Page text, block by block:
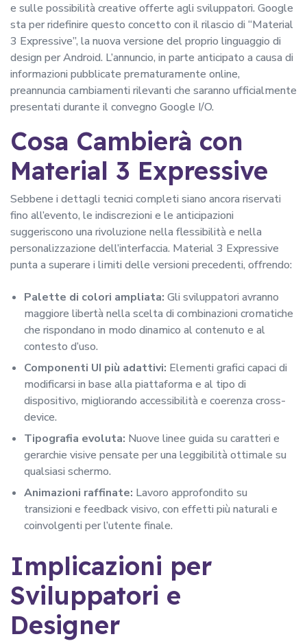
e sulle possibilità creative offerte agli sviluppatori. Google
sta per ridefinire questo concetto con il rilascio di “Material
3 Expressive”, la nuova versione del proprio linguaggio di
design per Android. L’annuncio, in parte anticipato a causa di
informazioni pubblicate prematuramente online,
preannuncia cambiamenti rilevanti che saranno ufficialmente
presentati durante il convegno Google I/O.
Cosa Cambierà con
Material 3 Expressive
Sebbene i dettagli tecnici completi siano ancora riservati
fino all’evento, le indiscrezioni e le anticipazioni
suggeriscono una rivoluzione nella flessibilità e nella
personalizzazione dell’interfaccia. Material 3 Expressive
punta a superare i limiti delle versioni precedenti, offrendo:
Palette di colori ampliata: Gli sviluppatori avranno
maggiore libertà nella scelta di combinazioni cromatiche
che rispondano in modo dinamico al contenuto e al
contesto d’uso.
Componenti UI più adattivi: Elementi grafici capaci di
modificarsi in base alla piattaforma e al tipo di
dispositivo, migliorando accessibilità e coerenza cross-
device.
Tipografia evoluta: Nuove linee guida su caratteri e
gerarchie visive pensate per una leggibilità ottimale su
qualsiasi schermo.
Animazioni raffinate: Lavoro approfondito su
transizioni e feedback visivo, con effetti più naturali e
coinvolgenti per l’utente finale.
Implicazioni per
Sviluppatori e
Designer